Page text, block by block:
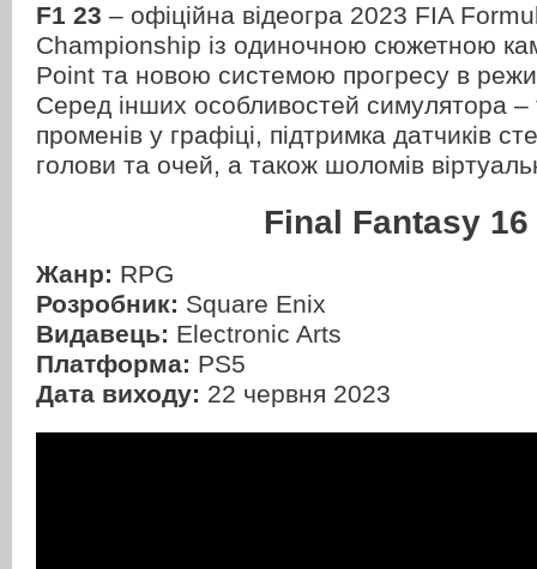
F1 23 – офіційна відеогра 2023 FIA
Championship із одиночною сюжетною
Point та новою системою прогресу в
Серед інших особливостей симулятора –
променів у графіці, підтримка датчиків
голови та очей, а також шоломів
Final Fantasy 16
Жанр: RPG
Розробник: Square Enix
Видавець: Electronic Arts
Платформа: PS5
Дата виходу: 22 червня 2023